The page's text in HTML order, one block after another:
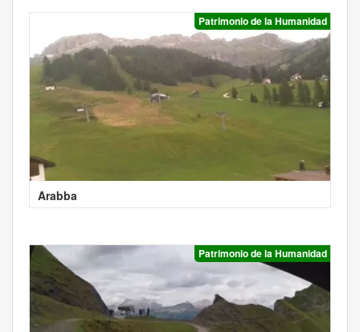
Patrimonio de la Humanidad
Arabba
Patrimonio de la Humanidad